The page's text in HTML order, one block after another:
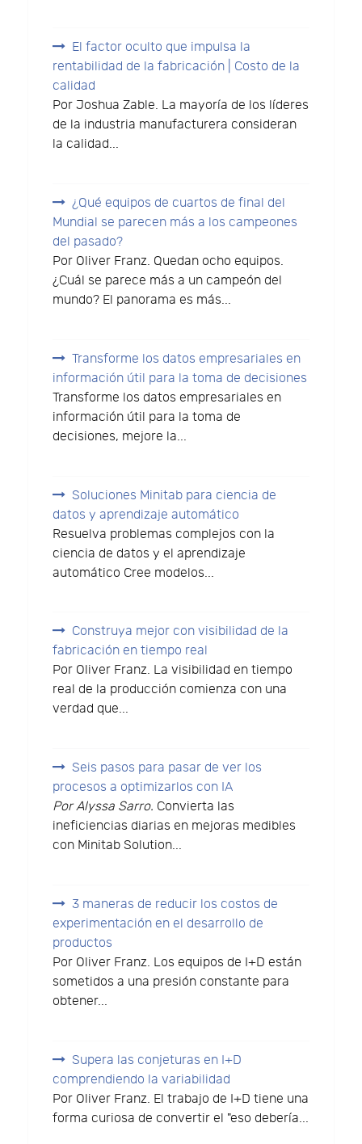
El factor oculto que impulsa la
rentabilidad de la fabricación | Costo de la
calidad
Por Joshua Zable. La mayoría de los líderes
de la industria manufacturera consideran
la calidad...
¿Qué equipos de cuartos de final del
Mundial se parecen más a los campeones
del pasado?
Por Oliver Franz. Quedan ocho equipos.
¿Cuál se parece más a un campeón del
mundo? El panorama es más...
Transforme los datos empresariales en
información útil para la toma de decisiones
Transforme los datos empresariales en
información útil para la toma de
decisiones, mejore la...
Soluciones Minitab para ciencia de
datos y aprendizaje automático
Resuelva problemas complejos con la
ciencia de datos y el aprendizaje
automático Cree modelos...
Construya mejor con visibilidad de la
fabricación en tiempo real
Por Oliver Franz. La visibilidad en tiempo
real de la producción comienza con una
verdad que...
Seis pasos para pasar de ver los
procesos a optimizarlos con IA
Por Alyssa Sarro. Convierta las
ineficiencias diarias en mejoras medibles
con Minitab Solution...
3 maneras de reducir los costos de
experimentación en el desarrollo de
productos
Por Oliver Franz. Los equipos de I+D están
sometidos a una presión constante para
obtener...
Supera las conjeturas en I+D
comprendiendo la variabilidad
Por Oliver Franz. El trabajo de I+D tiene una
forma curiosa de convertir el "eso debería...